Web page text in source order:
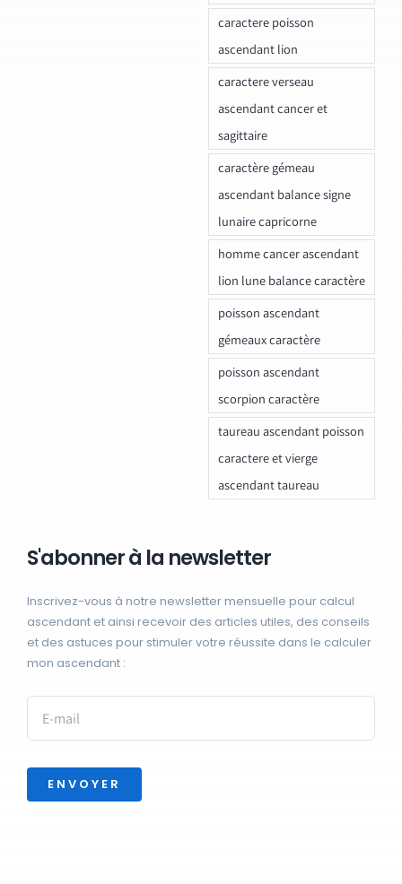
caractere poisson
ascendant lion
caractere verseau
ascendant cancer et
sagittaire
caractère gémeau
ascendant balance signe
lunaire capricorne
homme cancer ascendant
lion lune balance caractère
poisson ascendant
gémeaux caractère
poisson ascendant
scorpion caractère
taureau ascendant poisson
caractere et vierge
ascendant taureau
S'abonner à la newsletter
Inscrivez-vous à notre newsletter mensuelle pour calcul
ascendant et ainsi recevoir des articles utiles, des conseils
et des astuces pour stimuler votre réussite dans le calculer
mon ascendant :
ENVOYER